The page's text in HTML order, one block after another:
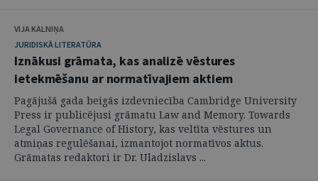
VIJA KALNIŅA
JURIDISKĀ LITERATŪRA
Iznākusi grāmata, kas analizē vēstures
ietekmēšanu ar normatīvajiem aktiem
Pagājušā gada beigās izdevniecība Cambridge University
Press ir publicējusi grāmatu Law and Memory. Towards
Legal Governance of History, kas veltīta vēstures un
atmiņas regulēšanai, izmantojot normatīvos aktus.
Grāmatas redaktori ir Dr. Uladzislavs ...